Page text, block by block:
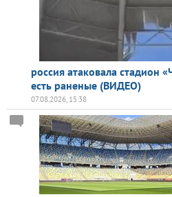
россия атаковала стадион
есть раненые (ВИДЕО)
07.08.2026, 15:38